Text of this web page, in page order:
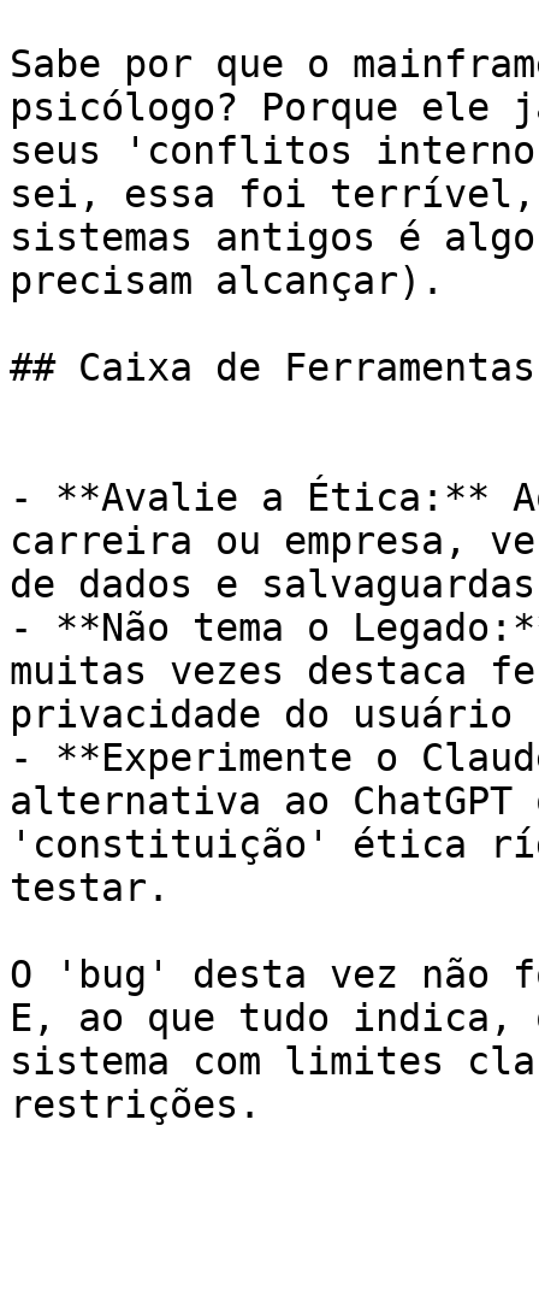
Sabe por que o
psicólogo? Porque
seus 'conflitos
sei, essa foi terrível,
sistemas antigos é
precisam alcançar).
## Caixa de
- **Avalie a Ética:**
carreira ou empresa,
de dados e
- **Não tema o
muitas vezes destaca
privacidade do usuário
- **Experimente o
alternativa ao ChatGPT
'constituição' ética
testar.
O 'bug' desta vez
E, ao que tudo
sistema com limites
restrições.